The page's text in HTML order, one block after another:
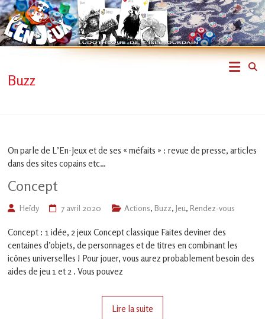
Skip
to
content
Jeux
ludothèque
de
L'Isle
Jourdain
Jouons
ensemble
en
Gascogne
Buzz
On parle de L’En-Jeux et de ses « méfaits » : revue de presse, articles
dans des sites copains etc…
Concept
Heïdy 7 avril 2020 Actions,Buzz,Jeu,Rendez-vous
Concept : 1 idée, 2 jeux Concept classique Faites deviner des
centaines d’objets, de personnages et de titres en combinant les
icônes universelles ! Pour jouer, vous aurez probablement besoin des
aides de jeu 1 et 2 . Vous pouvez
Lire la suite